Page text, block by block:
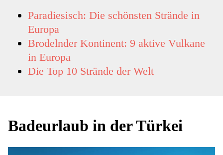
Paradiesisch: Die schönsten Strände in
Europa
Brodelnder Kontinent: 9 aktive Vulkane
in Europa
Die Top 10 Strände der Welt
Badeurlaub in der Türkei